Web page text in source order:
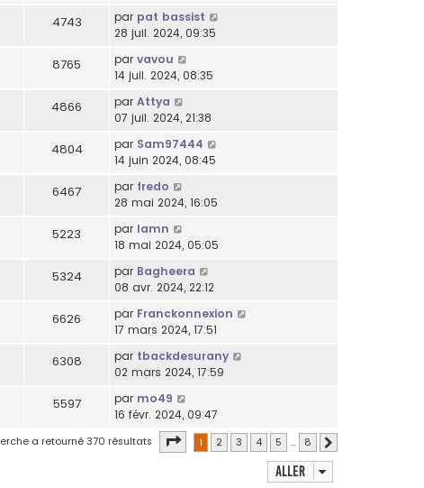
4743 par pat bassist
28 juil. 2024, 09:35
8765 par vavou
14 juil. 2024, 08:35
4866 par Attya
07 juil. 2024, 21:38
4804 par Sam97444
14 juin 2024, 08:45
6467 par fredo
28 mai 2024, 16:05
5223 par lamn
18 mai 2024, 05:05
5324 par Bagheera
08 avr. 2024, 22:12
6626 par Franckonnexion
17 mars 2024, 17:51
6308 par tbackdesurany
02 mars 2024, 17:59
5597 par mo49
16 févr. 2024, 09:47
a retourné 370 résultats Page sur 8
1 2 3 4 5 … 8
Aller